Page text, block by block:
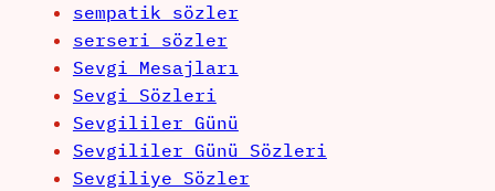
sempatik sözler
serseri sözler
Sevgi Mesajları
Sevgi Sözleri
Sevgililer Günü
Sevgililer Günü Sözleri
Sevgiliye Sözler